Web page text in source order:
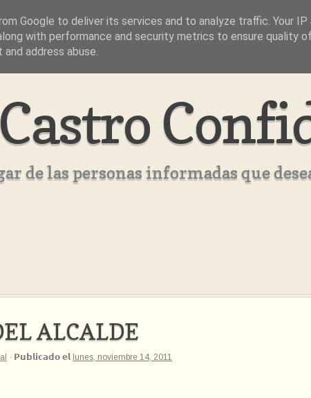
Somos ??
Castro
de las personas informadas que
ALCALDE
· 𝗣𝘂𝗯𝗹𝗶𝗰𝗮𝗱𝗼 𝗲𝗹 lunes, noviembre 14, 2011
Google to deliver its services and to analyze traffic. Your IP
with performance and security metrics to ensure quality
address abuse.